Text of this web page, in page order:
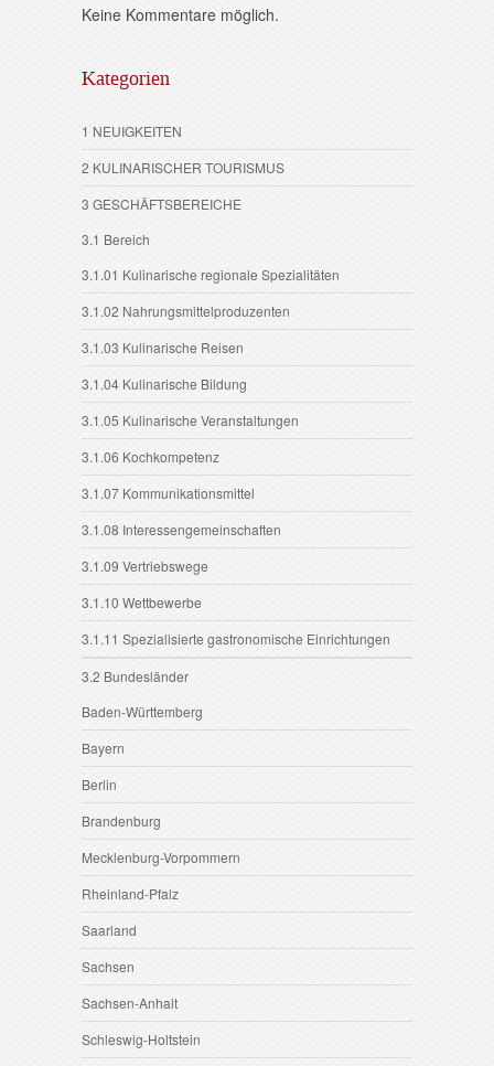
Keine Kommentare möglich.
Kategorien
1 NEUIGKEITEN
2 KULINARISCHER TOURISMUS
3 GESCHÄFTSBEREICHE
3.1 Bereich
3.1.01 Kulinarische regionale Spezialitäten
3.1.02 Nahrungsmittelproduzenten
3.1.03 Kulinarische Reisen
3.1.04 Kulinarische Bildung
3.1.05 Kulinarische Veranstaltungen
3.1.06 Kochkompetenz
3.1.07 Kommunikationsmittel
3.1.08 Interessengemeinschaften
3.1.09 Vertriebswege
3.1.10 Wettbewerbe
3.1.11 Spezialisierte gastronomische Einrichtungen
3.2 Bundesländer
Baden-Württemberg
Bayern
Berlin
Brandenburg
Mecklenburg-Vorpommern
Rheinland-Pfalz
Saarland
Sachsen
Sachsen-Anhalt
Schleswig-Holtstein